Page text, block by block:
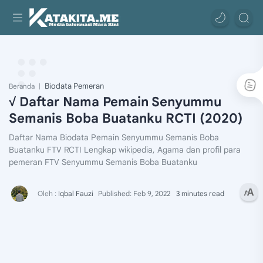
Beranda Biodata Pemeran
√ Daftar Nama Pemain Senyummu
Semanis Boba Buatanku RCTI (2020)
Daftar Nama Biodata Pemain Senyummu Semanis Boba
Buatanku FTV RCTI Lengkap wikipedia, Agama dan profil para
pemeran FTV Senyummu Semanis Boba Buatanku
3 minutes read